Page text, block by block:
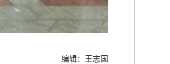
编辑：王志国